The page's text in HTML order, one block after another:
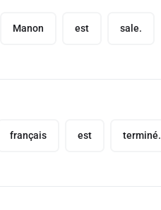
Manon est sale.
français est terminé.